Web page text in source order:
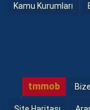
Kamu Kurumları
tmmob